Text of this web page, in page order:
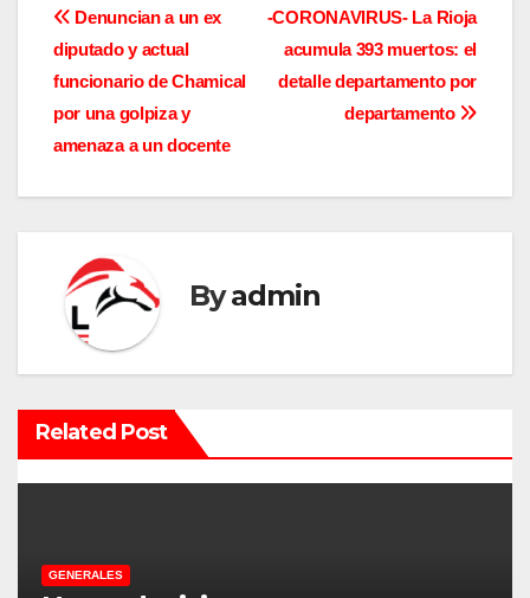
N
a
v
a
c
i
ó
n
e
-CORONAVIRUS- La Rioja
acumula 393 muertos: el
detalle departamento por
departamento
Denuncian a un ex
diputado y actual
funcionario de Chamical
por una golpiza y
amenaza a un docente
Byadmin
Related Post
GENERALES